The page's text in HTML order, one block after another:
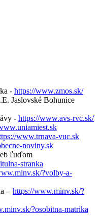
- https://www.zmos.sk/
Jaslovské Bohunice
- https://www.avs-rvc.sk/
www.trnava-vuc.sk
noviny.sk
ľuďom
stranka
?volby-a-
- https://www.minv.sk/?
?osobitna-matrika